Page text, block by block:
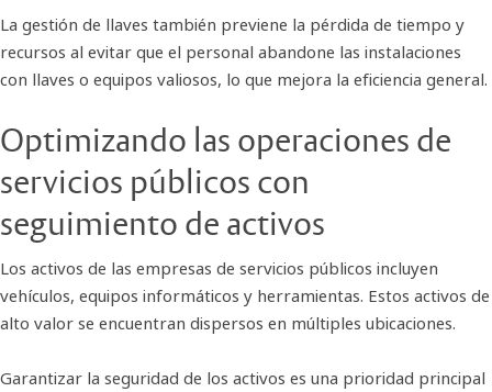
La gestión de llaves también previene la pérdida de tiempo y
recursos al evitar que el personal abandone las instalaciones
con llaves o equipos valiosos, lo que mejora la eficiencia general.
Optimizando las operaciones de
servicios públicos con
seguimiento de activos
Los activos de las empresas de servicios públicos incluyen
vehículos, equipos informáticos y herramientas. Estos activos de
alto valor se encuentran dispersos en múltiples ubicaciones.
Garantizar la seguridad de los activos es una prioridad principal